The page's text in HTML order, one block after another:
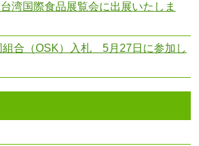
湾国際食品展覧会に出展いたしま
組合（OSK）入札 5月27日に参加し